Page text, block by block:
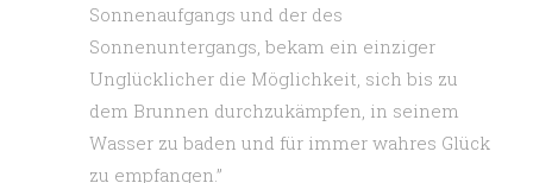
Sonnenaufgangs und der des
Sonnenuntergangs, bekam ein einziger
Unglücklicher die Möglichkeit, sich bis zu
dem Brunnen durchzukämpfen, in seinem
Wasser zu baden und für immer wahres Glück
zu empfangen.”